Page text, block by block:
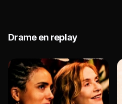
Drame en replay